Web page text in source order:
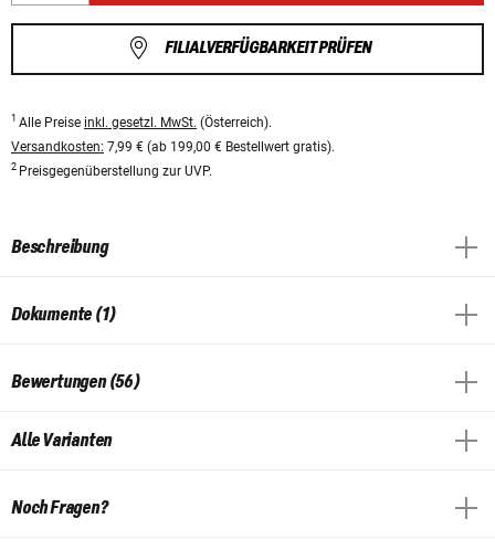
FILIALVERFÜGBARKEIT PRÜFEN
1 Alle Preise inkl. gesetzl. MwSt. (Österreich).
Versandkosten: 7,99 € (ab 199,00 € Bestellwert gratis).
2 Preisgegenüberstellung zur UVP.
Beschreibung
Dokumente (1)
Bewertungen (56)
Alle Varianten
Noch Fragen?